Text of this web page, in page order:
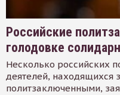
Российские
голодовке
Несколько российских
деятелей, находящихся
политзаключенными,